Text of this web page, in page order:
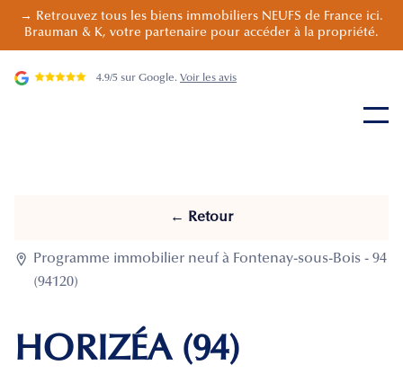
→ Retrouvez tous les biens immobiliers NEUFS de France ici.
Brauman & K, votre partenaire pour accéder à la propriété.
4.9/5 sur Google. Voir les avis
← Retour

Programme immobilier neuf à Fontenay-sous-Bois - 94
(94120)
HORIZÉA (94)